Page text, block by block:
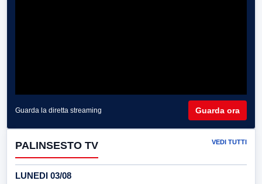
Guarda la diretta streaming Guarda ora
PALINSESTO TV VEDI TUTTI
LUNEDI 03/08